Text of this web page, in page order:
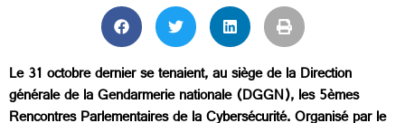
Le 31 octobre dernier se tenaient, au siège de la Direction
générale de la Gendarmerie nationale (DGGN), les 5èmes